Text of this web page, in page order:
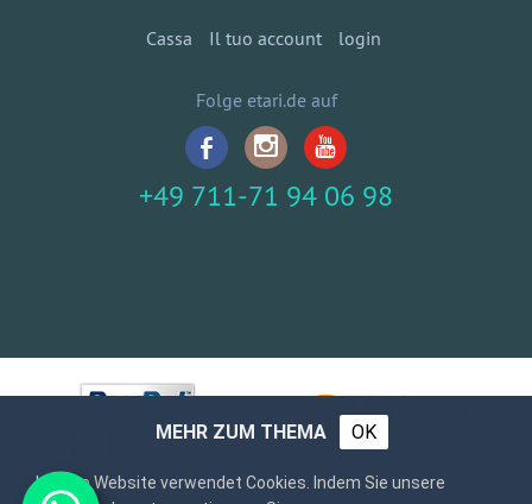
Cassa Il tuo account login
Folge etari.de auf
+49 711-71 94 06 98
MEHR ZUM THEMA OK
Unsere Website verwendet Cookies. Indem Sie unsere